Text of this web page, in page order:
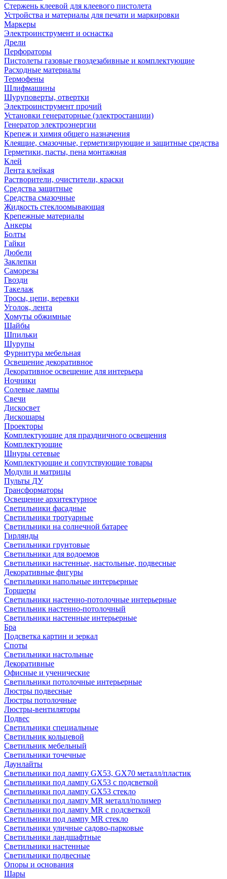
Стержень клеевой для клеевого пистолета
Устройства и материалы для печати и маркировки
Маркеры
Электроинструмент и оснастка
Дрели
Перфораторы
Пистолеты газовые гвоздезабивные и комплектующие
Расходные материалы
Термофены
Шлифмашины
Шуруповерты, отвертки
Электроинструмент прочий
Установки генераторные (электростанции)
Генератор электроэнергии
Крепеж и химия общего назначения
Клеящие, смазочные, герметизирующие и защитные средства
Герметики, пасты, пена монтажная
Клей
Лента клейкая
Растворители, очистители, краски
Средства защитные
Средства смазочные
Жидкость стеклоомывающая
Крепежные материалы
Анкеры
Болты
Гайки
Дюбели
Заклепки
Саморезы
Гвозди
Такелаж
Тросы, цепи, веревки
Уголок, лента
Хомуты обжимные
Шайбы
Шпильки
Шурупы
Фурнитура мебельная
Освещение декоративное
Декоративное освещение для интерьера
Ночники
Солевые лампы
Свечи
Дискосвет
Дискошары
Проекторы
Комплектующие для праздничного освещения
Комплектующие
Шнуры сетевые
Комплектующие и сопутствующие товары
Модули и матрицы
Пульты ДУ
Трансформаторы
Освещение архитектурное
Светильники фасадные
Светильники тротуарные
Светильники на солнечной батарее
Гирлянды
Светильники грунтовые
Светильники для водоемов
Светильники настенные, настольные, подвесные
Декоративные фигуры
Светильники напольные интерьерные
Торшеры
Светильники настенно-потолочные интерьерные
Светильник настенно-потолочный
Светильники настенные интерьерные
Бра
Подсветка картин и зеркал
Споты
Светильники настольные
Декоративные
Офисные и ученические
Светильники потолочные интерьерные
Люстры подвесные
Люстры потолочные
Люстры-вентиляторы
Подвес
Светильники специальные
Светильник кольцевой
Светильник мебельный
Светильники точечные
Даунлайты
Светильники под лампу GX53, GX70 металл/пластик
Светильники под лампу GX53 с подсветкой
Светильники под лампу GX53 стекло
Светильники под лампу MR металл/полимер
Светильники под лампу MR с подсветкой
Светильники под лампу MR стекло
Светильники уличные садово-парковые
Светильники ландшафтные
Светильники настенные
Светильники подвесные
Опоры и основания
Шары